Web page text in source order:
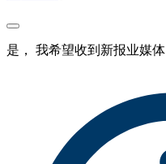
是， 我希望收到新报业媒体